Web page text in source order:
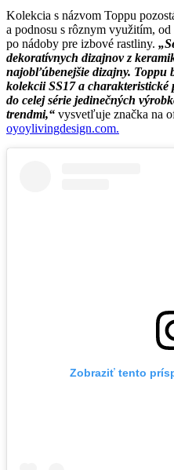
Email
Kolekcia s názvom Toppu
a podnosu s rôznym využitím,
po nádoby pre izbové rastliny.
dekoratívnych dizajnov z
najobľúbenejšie dizajny. Toppu
kolekcii SS17 a
do celej série jedinečných
trendmi,“ vysvetľuje značka na
oyoylivingdesign.com.
Zobraziť tento